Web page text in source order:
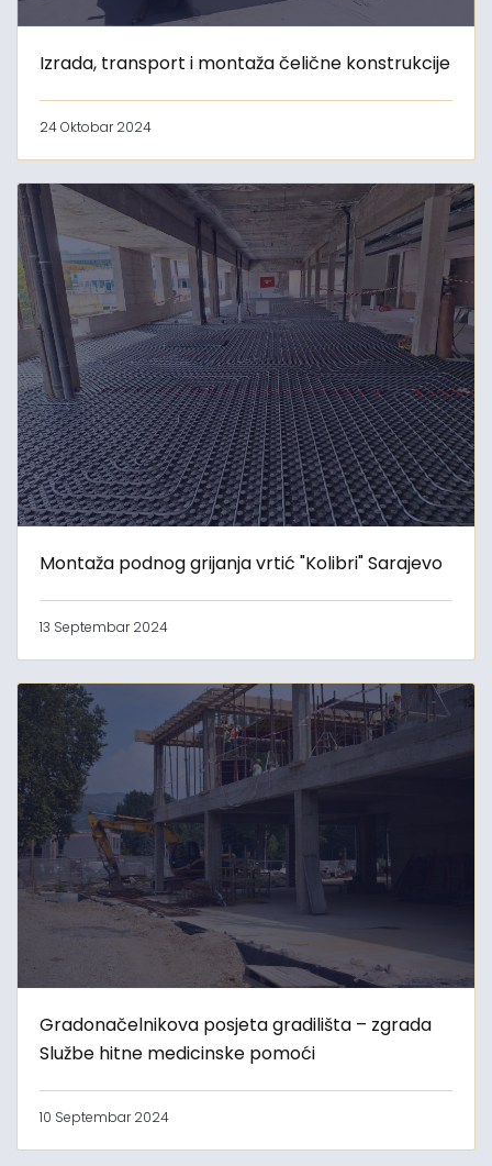
Izrada, transport i montaža čelične konstrukcije
24 Oktobar 2024
Montaža podnog grijanja vrtić "Kolibri" Sarajevo
13 Septembar 2024
Gradonačelnikova posjeta gradilišta – zgrada
Službe hitne medicinske pomoći
10 Septembar 2024